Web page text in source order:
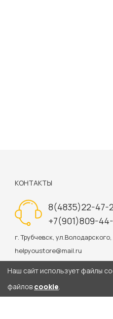
Наш сайт использует файлы
файлов cookie.
КОНТАКТЫ
8(4835)22-47-
+7(901)809-
г. Трубчевск,
helpyoustore@mail.ru